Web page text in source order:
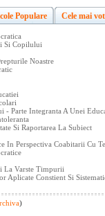
Populare Cele mai
Si Copilului
Noastre
- Parte Integranta A Unei
Si Raportarea La Subiect
In Perspectiva Coabitarii Cu
La Varste Timpurii
Aplicate Constient Si
)